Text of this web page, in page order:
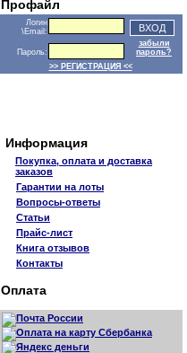
Профайл
Логин
\Email:
Пароль:
забыли
пароль?
>> РЕГИСТРАЦИЯ <<
Информация
Покупка, оплата и доставка
заказов
Гарантии на лоты
Вопросы-ответы
Статьи
Прайс-лист
Книга отзывов
Контакты
Оплата